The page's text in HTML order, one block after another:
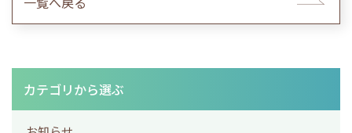
カテゴリから選ぶ